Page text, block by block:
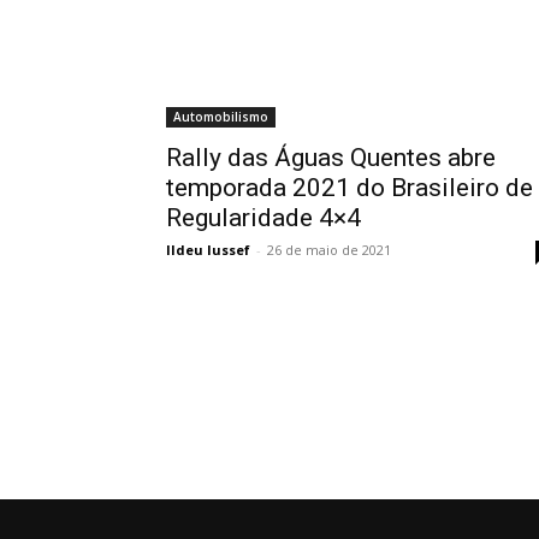
Automobilismo
Rally das Águas Quentes abre
temporada 2021 do Brasileiro de
Regularidade 4×4
Ildeu Iussef - 26 de maio de 2021